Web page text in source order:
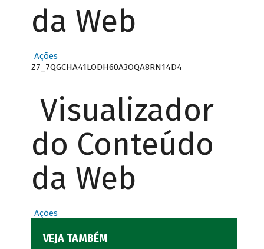
da Web
Ações
Z7_7QGCHA41LODH60A3OQA8RN14D4
Visualizador
do Conteúdo
da Web
Ações
VEJA TAMBÉM